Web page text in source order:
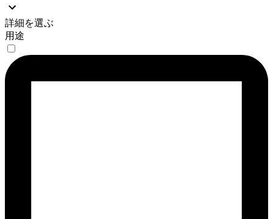
詳細を選ぶ
用途